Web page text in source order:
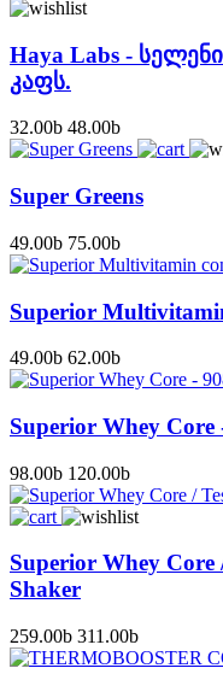
Haya Labs -
კაფს.
32.00b 48.00b
Super Greens
49.00b 75.00b
Superior
49.00b 62.00b
Superior Whey Core
98.00b 120.00b
Superior Whey Core
Shaker
259.00b 311.00b